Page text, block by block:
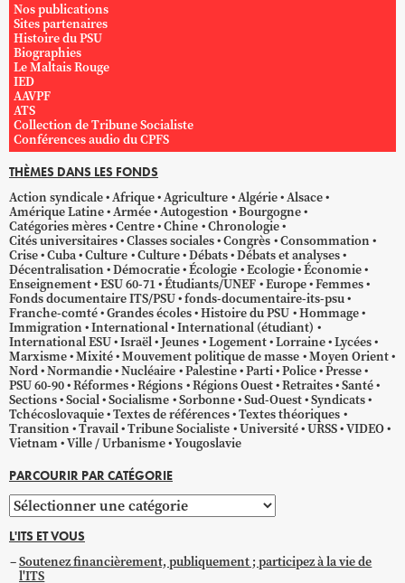
Nos publications
Sites partenaires
Histoire du PSU
Biographies
Le Maltais Rouge
IED
AAVPF
ATS
Collection de Tribune Socialiste
Conférences audio du CPFS
THÈMES DANS LES FONDS
Action syndicale Afrique Agriculture Algérie Alsace
Amérique Latine Armée Autogestion
Bourgogne
Catégories mères Centre Chine Chronologie
Cités universitaires Classes sociales Congrès Consommation
Crise Cuba Culture Culture Débats Débats et analyses
Décentralisation Démocratie Écologie Ecologie Économie
Enseignement ESU 60-71 Étudiants/UNEF Europe Femmes
Fonds documentaire ITS/PSU fonds-documentaire-its-psu
Franche-comté Grandes écoles Histoire du PSU Hommage
Immigration International International (étudiant)
International ESU Israël Jeunes Logement Lorraine Lycées
Marxisme Mixité Mouvement politique de masse Moyen Orient
Nord Normandie Nucléaire Palestine Parti Police Presse
PSU 60-90 Réformes Régions Régions Ouest Retraites Santé
Sections Social Socialisme Sorbonne Sud-Ouest Syndicats
Tchécoslovaquie Textes de références Textes théoriques
Transition Travail Tribune Socialiste Université URSS VIDEO
Vietnam Ville / Urbanisme Yougoslavie
PARCOURIR PAR CATÉGORIE
Parcourir
par
catégorie
L'ITS ET VOUS
Soutenez financièrement, publiquement ; participez à la vie de
l'ITS